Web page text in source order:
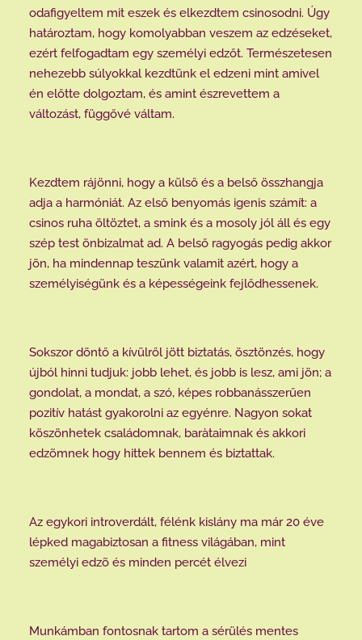
odafigyeltem mit eszek és elkezdtem csinosodni. Úgy
határoztam, hogy komolyabban veszem az edzéseket,
ezért felfogadtam egy személyi edzőt. Természetesen
nehezebb súlyokkal kezdtünk el edzeni mint amivel
én előtte dolgoztam, és amint észrevettem a
változást, függővé váltam.
Kezdtem rájönni, hogy a külső és a belső összhangja
adja a harmóniát. Az első benyomás igenis számít: a
csinos ruha öltöztet, a smink és a mosoly jól áll és egy
szép test önbizalmat ad. A belső ragyogás pedig akkor
jön, ha mindennap teszünk valamit azért, hogy a
személyiségünk és a képességeink fejlődhessenek.
Sokszor döntő a kívülről jött biztatás, ösztönzés, hogy
újból hinni tudjuk: jobb lehet, és jobb is lesz, ami jön; a
gondolat, a mondat, a szó, képes robbanásszerűen
pozitív hatást gyakorolni az egyénre. Nagyon sokat
köszönhetek családomnak, baràtaimnak és akkori
edzõmnek hogy hittek bennem és biztattak.
Az egykori introverdált, félénk kislány ma már 20 éve
lépked magabiztosan a fitness világában, mint
személyi edzõ és minden percét élvezi
Munkámban fontosnak tartom a sérülés mentes